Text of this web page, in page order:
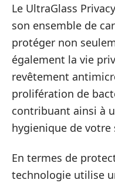
Le UltraGlass
son ensemble de
protéger non
également la vie
revêtement
prolifération de
contribuant ainsi à
hygienique de
En termes de
technologie utilise